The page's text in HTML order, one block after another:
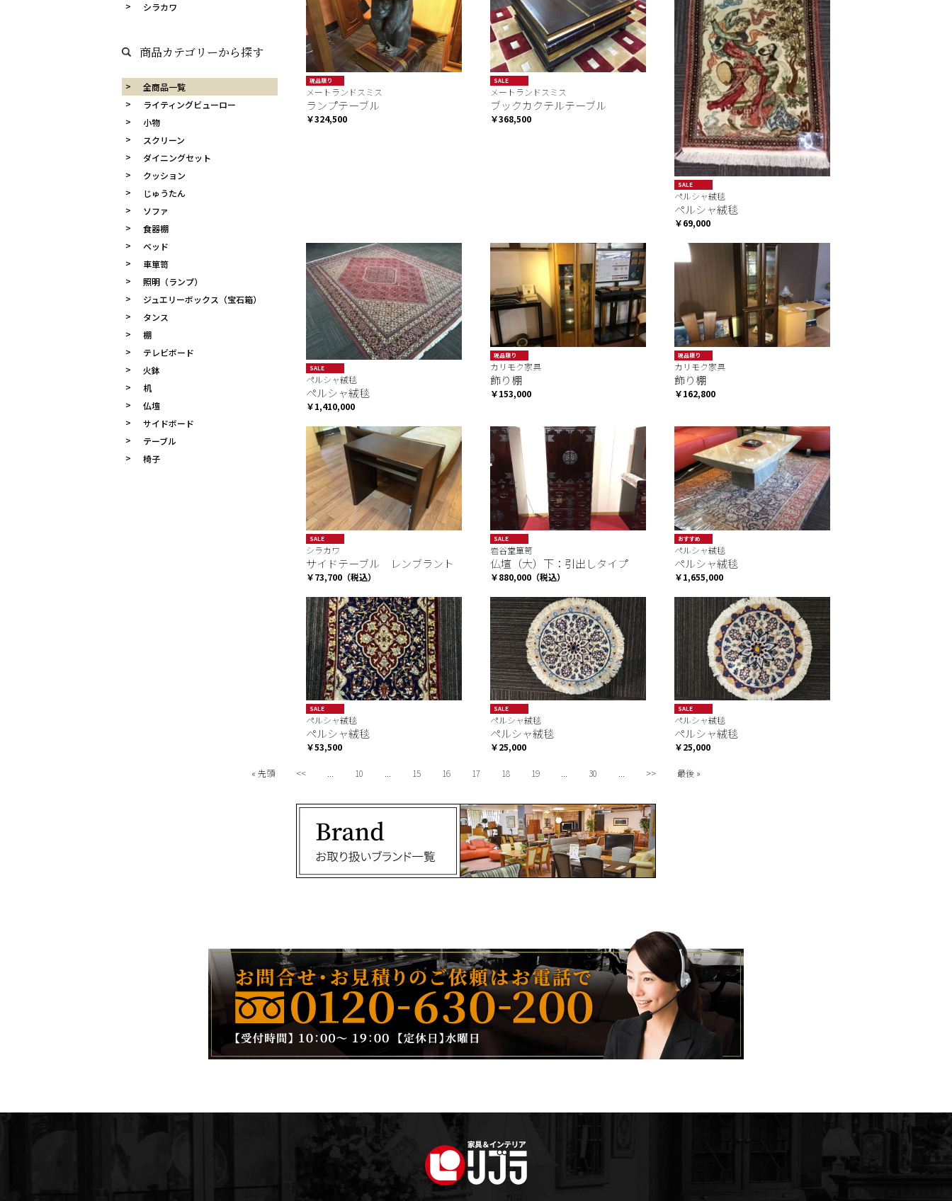
シラカワ
商品カテゴリーから探す
全商品一覧
ライティングビューロー
小物
スクリーン
ダイニングセット
クッション
じゅうたん
ソファ
食器棚
ベッド
車箪笥
照明（ランプ）
ジュエリーボックス（宝石箱）
タンス
棚
テレビボード
火鉢
机
仏壇
サイドボード
テーブル
椅子
現品限り
メートランドスミス
ランプテーブル
￥324,500
SALE
メートランドスミス
ブックカクテルテーブル
￥368,500
SALE
ペルシャ絨毯
ペルシャ絨毯
￥69,000
SALE
ペルシャ絨毯
ペルシャ絨毯
￥1,410,000
現品限り
カリモク家具
飾り棚
￥153,000
現品限り
カリモク家具
飾り棚
￥162,800
SALE
シラカワ
サイドテーブル レンブラント
￥73,700（税込）
SALE
岩谷堂箪笥
仏壇（大）下：引出しタイプ
￥880,000（税込）
おすすめ
ペルシャ絨毯
ペルシャ絨毯
￥1,655,000
SALE
ペルシャ絨毯
ペルシャ絨毯
￥53,500
SALE
ペルシャ絨毯
ペルシャ絨毯
￥25,000
SALE
ペルシャ絨毯
ペルシャ絨毯
￥25,000
« 先頭 << 10 15 16 17 18 19 30 >> 最後 »